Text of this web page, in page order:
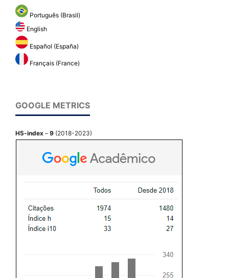
Português (Brasil)
English
Español (España)
Français (France)
GOOGLE METRICS
H5-index – 9 (2018-2023)